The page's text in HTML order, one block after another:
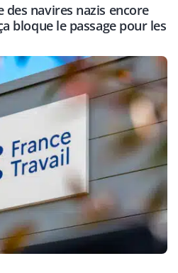
des navires nazis encore
bloque le passage pour les